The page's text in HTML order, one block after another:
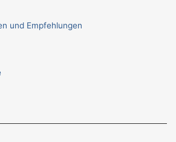
und Empfehlungen